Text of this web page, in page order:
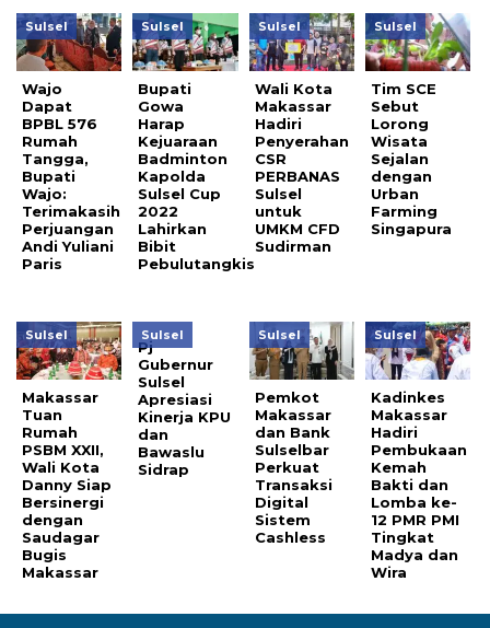
Sulsel
Wajo
Dapat
BPBL 576
Rumah
Tangga,
Bupati
Wajo:
Terimakasih
Perjuangan
Andi Yuliani
Paris
Sulsel
Bupati
Gowa
Harap
Kejuaraan
Badminton
Kapolda
Sulsel Cup
2022
Lahirkan
Bibit
Pebulutangkis
Sulsel
Wali Kota
Makassar
Hadiri
Penyerahan
CSR
PERBANAS
Sulsel
untuk
UMKM CFD
Sudirman
Sulsel
Tim SCE
Sebut
Lorong
Wisata
Sejalan
dengan
Urban
Farming
Singapura
Sulsel
Makassar
Tuan
Rumah
PSBM XXII,
Wali Kota
Danny Siap
Bersinergi
dengan
Saudagar
Bugis
Makassar
Sulsel
Pj
Gubernur
Sulsel
Apresiasi
Kinerja KPU
dan
Bawaslu
Sidrap
Sulsel
Pemkot
Makassar
dan Bank
Sulselbar
Perkuat
Transaksi
Digital
Sistem
Cashless
Sulsel
Kadinkes
Makassar
Hadiri
Pembukaan
Kemah
Bakti dan
Lomba ke-
12 PMR PMI
Tingkat
Madya dan
Wira